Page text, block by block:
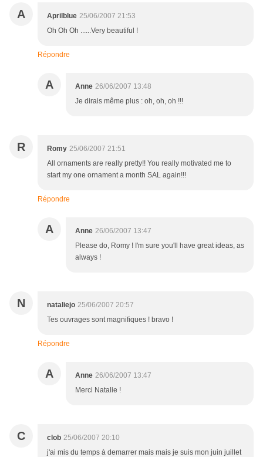
A Aprilblue 25/06/2007 21:53
Oh Oh Oh ......Very beautiful !
Répondre
A Anne 26/06/2007 13:48
Je dirais même plus : oh, oh, oh !!!
R Romy 25/06/2007 21:51
All ornaments are really pretty!! You really motivated me to
start my one ornament a month SAL again!!!
Répondre
A Anne 26/06/2007 13:47
Please do, Romy ! I'm sure you'll have great ideas, as
always !
N nataliejo 25/06/2007 20:57
Tes ouvrages sont magnifiques ! bravo !
Répondre
A Anne 26/06/2007 13:47
Merci Natalie !
C clob 25/06/2007 20:10
j'ai mis du temps à demarrer mais mais je suis mon juin juillet